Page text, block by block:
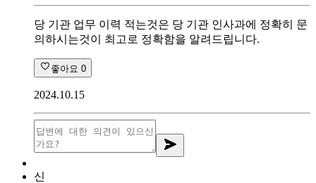
당 기관 업무 이력 적는것은 당 기관 인사과에 정확히 문
의하시는것이 최고로 정확함을 알려드립니다.
좋아요 0
2024.10.15
신